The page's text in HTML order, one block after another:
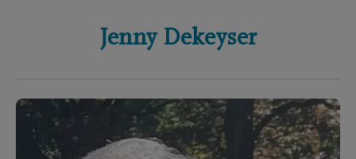
Jenny Dekeyser